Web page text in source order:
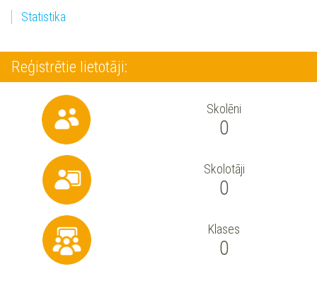
Statistika
Reģistrētie lietotāji:
Skolēni
0
Skolotāji
0
Klases
0